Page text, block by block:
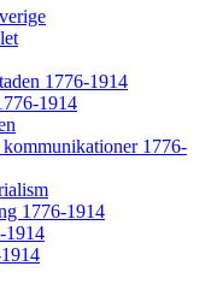
1776-1914
1914
1776-
1776-1914
1914